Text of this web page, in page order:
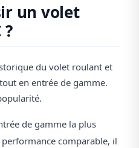
un volet
du volet roulant et
en entrée de gamme.
de gamme la plus
comparable, il